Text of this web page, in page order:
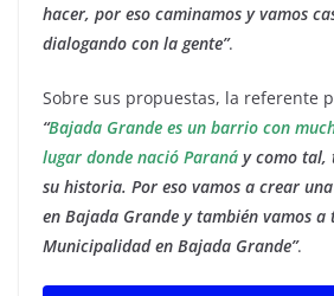
hacer, por eso caminamos y vamos
dialogando con la gente”.
Sobre sus propuestas, la referente
“Bajada Grande es un barrio con
lugar donde nació Paraná y como tal,
su historia. Por eso vamos a crear
en Bajada Grande y también vamos a
Municipalidad en Bajada Grande”.